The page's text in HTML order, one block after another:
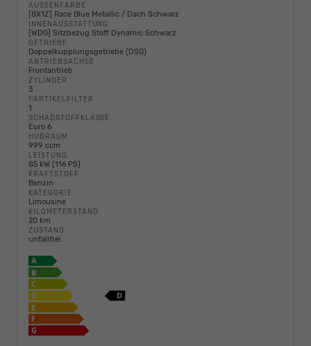
AUSSENFARBE
[8X1Z] Race Blue Metallic / Dach Schwarz
INNENAUSSTATTUNG
[WDG] Sitzbezug Stoff Dynamic Schwarz
GETRIEBE
Doppelkupplungsgetriebe (DSG)
ANTRIEBSACHSE
Frontantrieb
ZYLINDER
3
PARTIKELFILTER
1
SCHADSTOFFKLASSE
Euro 6
HUBRAUM
999 ccm
LEISTUNG
85 kW (116 PS)
KRAFTSTOFF
Benzin
KATEGORIE
Limousine
KILOMETERSTAND
20 km
ZUSTAND
unfallfrei